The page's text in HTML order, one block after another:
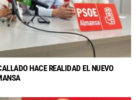
HACE REALIDAD EL NUEVO